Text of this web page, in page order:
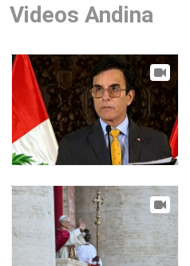
Videos Andina